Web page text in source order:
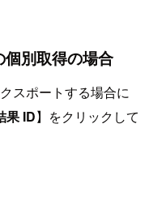
別取得の場合
スポートする場合に
果 ID】をクリックして